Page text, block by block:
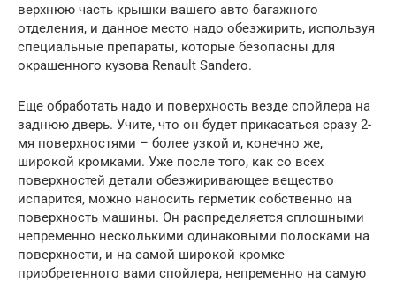
верхнюю часть крышки вашего авто багажного
отделения, и данное место надо обезжирить, используя
специальные препараты, которые безопасны для
окрашенного кузова Renault Sandero.
Еще обработать надо и поверхность везде спойлера на
заднюю дверь. Учите, что он будет прикасаться сразу 2-
мя поверхностями – более узкой и, конечно же,
широкой кромками. Уже после того, как со всех
поверхностей детали обезжиривающее вещество
испарится, можно наносить герметик собственно на
поверхность машины. Он распределяется сплошными
непременно несколькими одинаковыми полосками на
поверхности, и на самой широкой кромке
приобретенного вами спойлера, непременно на самую